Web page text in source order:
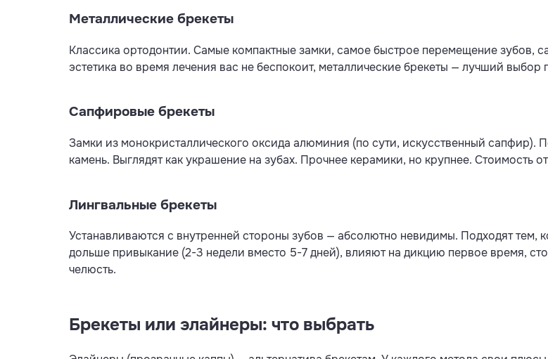
Металлические брекеты
Классика ортодонтии. Самые компактные замки, самое быстрое перемещение зубов,
эстетика во время лечения вас не беспокоит, металлические брекеты — лучший
Сапфировые брекеты
Замки из монокристаллического оксида алюминия (по сути, искусственный сапфир).
камень. Выглядят как украшение на зубах. Прочнее керамики, но крупнее. Стоимость
Лингвальные брекеты
Устанавливаются с внутренней стороны зубов — абсолютно невидимы. Подходят тем,
дольше привыкание (2-3 недели вместо 5-7 дней), влияют на дикцию первое время,
челюсть.
Брекеты или элайнеры: что выбрать